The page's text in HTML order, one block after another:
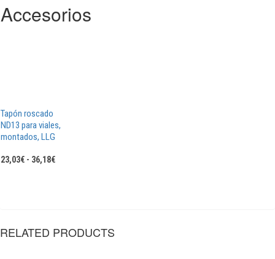
Accesorios
Tapón roscado
ND13 para viales,
montados, LLG
23,03€ - 36,18€Rango
36,18€
RELATED PRODUCTS